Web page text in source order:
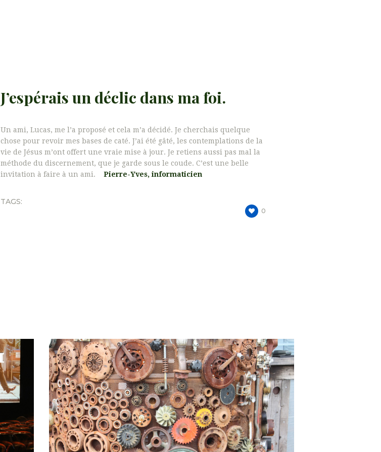
J’espérais un déclic dans ma foi.
Un ami, Lucas, me l’a proposé et cela m’a décidé. Je cherchais quelque
chose pour revoir mes bases de caté. J’ai été gâté, les contemplations de la
vie de Jésus m’ont offert une vraie mise à jour. Je retiens aussi pas mal la
méthode du discernement, que je garde sous le coude. C’est une belle
invitation à faire à un ami. Pierre-Yves, informaticien
TAGS:
0